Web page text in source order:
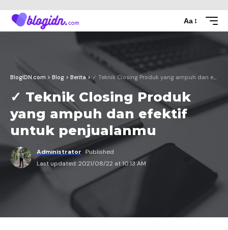
Aa
BlogIDN.com > Blog > Berita > ✓ Teknik Closing Produk yang ampuh dan efektif untuk penjualanmu
✓ Teknik Closing Produk
yang ampuh dan efektif
untuk penjualanmu
Last updated: 2021/08/22 at 10:13 AM
Administrator Published